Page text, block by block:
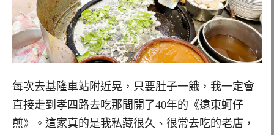
每次去基隆車站附近晃，只要肚子一餓，我一定會
直接走到孝四路去吃那間開了40年的《遠東蚵仔
煎》。這家真的是我私藏很久、很常去吃的老店，